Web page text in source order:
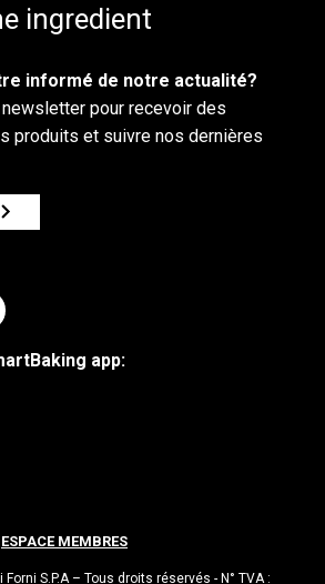
ingredient
informé de notre actualité?
pour recevoir des
produits et suivre nos dernières
app:
ESPACE MEMBRES
S.P.A – Tous droits réservés - N° TVA :